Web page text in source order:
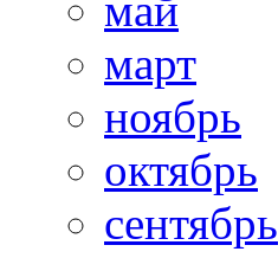
май
март
ноябрь
октябрь
сентябрь